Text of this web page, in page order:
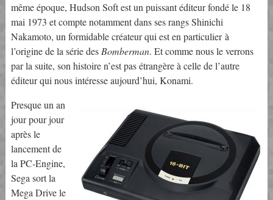
même époque, Hudson Soft est un puissant éditeur fondé le 18
mai 1973 et compte notamment dans ses rangs Shinichi
Nakamoto, un formidable créateur qui est en particulier à
l’origine de la série desBomberman. Et comme nous le verrons
par la suite, son histoire n’est pas étrangère à celle de l’autre
éditeur qui nous intéresse aujourd’hui, Konami.
Presque un an
jour pour jour
après le
lancement de
la PC-Engine,
Sega sort la
Mega Drive le